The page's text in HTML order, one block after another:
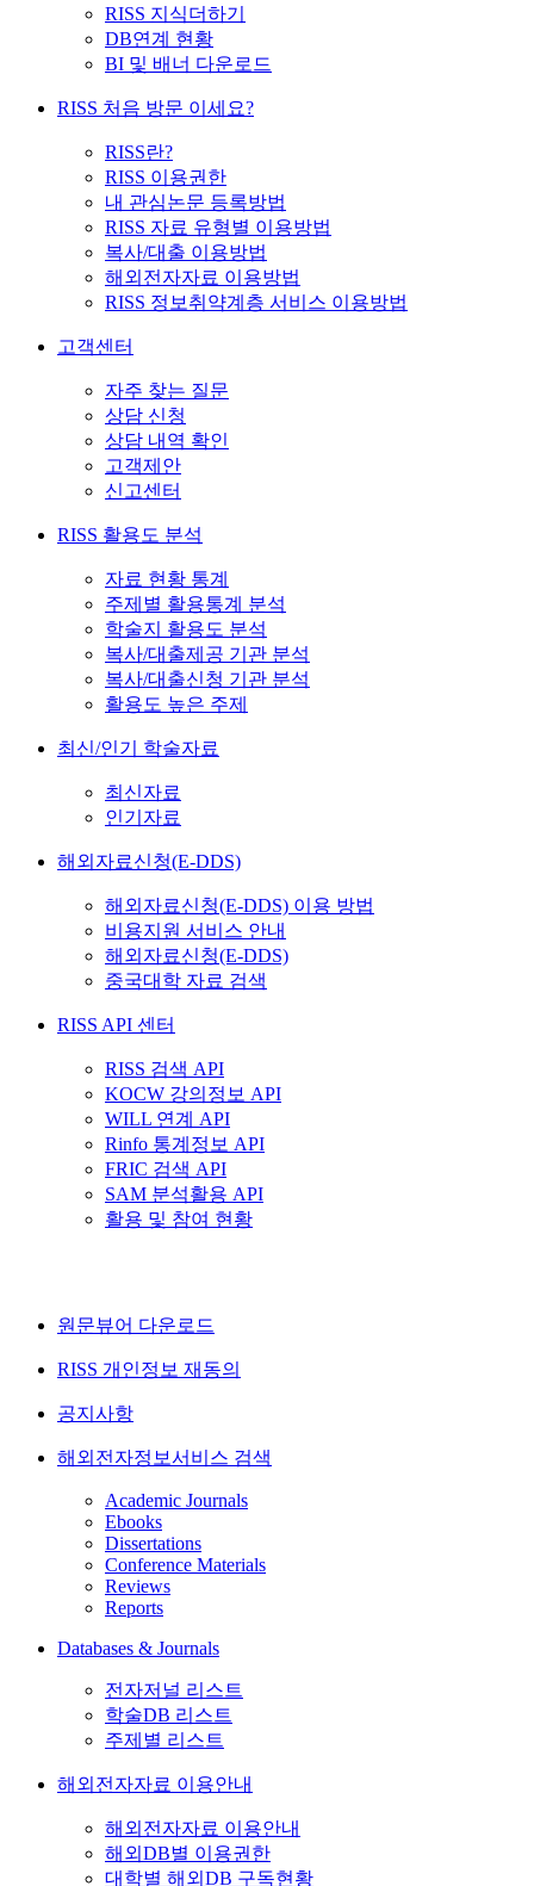
RISS 지식더하기
DB연계 현황
BI 및 배너 다운로드
RISS 처음 방문 이세요?
RISS란?
RISS 이용권한
내 관심논문 등록방법
RISS 자료 유형별 이용방법
복사/대출 이용방법
해외전자자료 이용방법
RISS 정보취약계층 서비스 이용방법
고객센터
자주 찾는 질문
상담 신청
상담 내역 확인
고객제안
신고센터
RISS 활용도 분석
자료 현황 통계
주제별 활용통계 분석
학술지 활용도 분석
복사/대출제공 기관 분석
복사/대출신청 기관 분석
활용도 높은 주제
최신/인기 학술자료
최신자료
인기자료
해외자료신청(E-DDS)
해외자료신청(E-DDS) 이용 방법
비용지원 서비스 안내
해외자료신청(E-DDS)
중국대학 자료 검색
RISS API 센터
RISS 검색 API
KOCW 강의정보 API
WILL 연계 API
Rinfo 통계정보 API
FRIC 검색 API
SAM 분석활용 API
활용 및 참여 현황
원문뷰어 다운로드
RISS 개인정보 재동의
공지사항
해외전자정보서비스 검색
Academic Journals
Ebooks
Dissertations
Conference Materials
Reviews
Reports
Databases & Journals
전자저널 리스트
학술DB 리스트
주제별 리스트
해외전자자료 이용안내
해외전자자료 이용안내
해외DB별 이용권한
대학별 해외DB 구독현황